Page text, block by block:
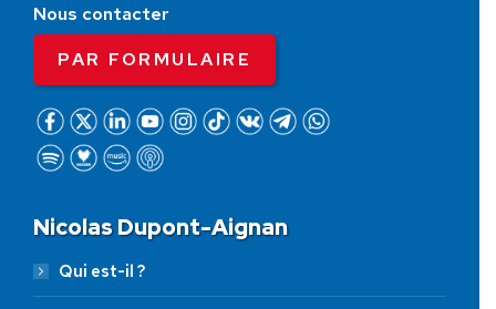
Nous contacter
PAR FORMULAIRE
Nicolas Dupont-Aignan
Qui est-il ?